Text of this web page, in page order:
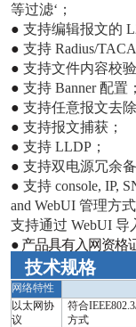
等过滤‘；
● 支持编辑报文的
● 支持 Radius/
● 支持文件内容校验
● 支持 Banner 配置；
● 支持任意报文去
● 支持报文捕获；
● 支持 LLDP；
● 支持双电源冗余备
● 支持 console, IP,
and WebUI 管理方式
支持通过 WebUI 导
● 产品具有入网资格
技
网络特性
以太网协
议
符合
方式